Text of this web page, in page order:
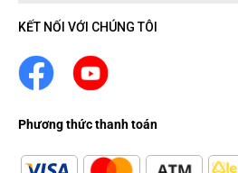
KẾT NỐI VỚI CHÚNG TÔI
Phương thức thanh toán